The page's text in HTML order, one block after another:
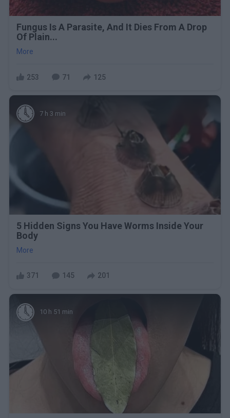
Fungus Is A Parasite, And It Dies From A Drop
Of Plain...
More
253 71 125
7 h 3 min
5 Hidden Signs You Have Worms Inside Your
Body
More
371 145 201
10 h 51 min